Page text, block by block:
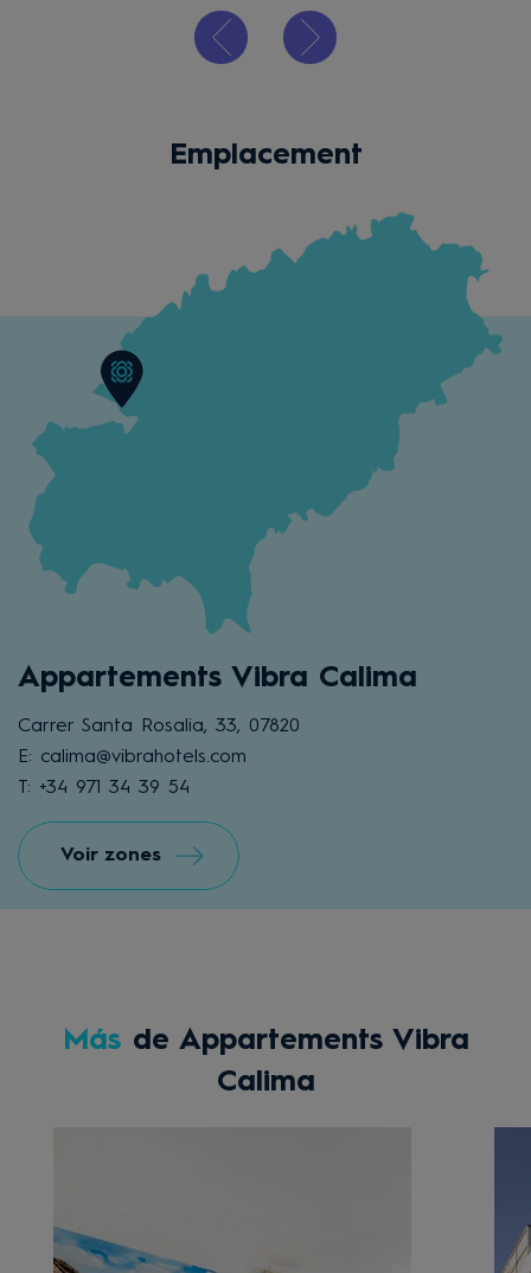
Emplacement
Appartements Vibra Calima
Carrer Santa Rosalia, 33, 07820
E: calima@vibrahotels.com
T: +34 971 34 39 54
Voir zones
Másde Appartements Vibra
Calima